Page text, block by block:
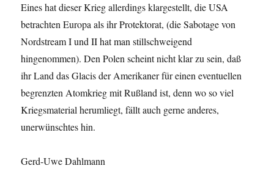
Eines hat dieser Krieg allerdings klargestellt, die USA
betrachten Europa als ihr Protektorat, (die Sabotage von
Nordstream I und II hat man stillschweigend
hingenommen). Den Polen scheint nicht klar zu sein, daß
ihr Land das Glacis der Amerikaner für einen eventuellen
begrenzten Atomkrieg mit Rußland ist, denn wo so viel
Kriegsmaterial herumliegt, fällt auch gerne anderes,
unerwünschtes hin.
Gerd-Uwe Dahlmann